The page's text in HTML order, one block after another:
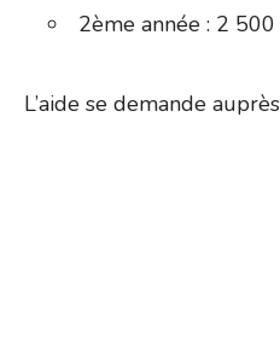
2ème année : 2
L’aide se demande